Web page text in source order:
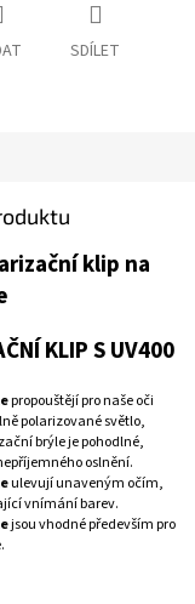
SDÍLET
klip na
KLIP S UV400
propouštějí pro naše oči
polarizované světlo,
brýle je pohodlné,
oslnění.
ulevují unaveným očím,
vnímání barev.
jsou vhodné především pro